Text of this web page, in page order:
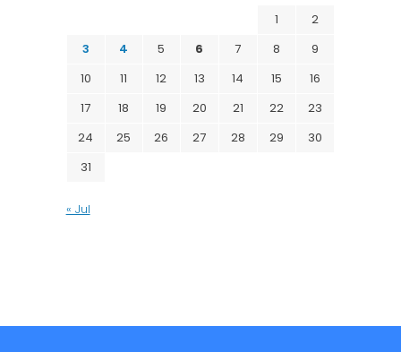
1
2
3
4 5 6 7 8
9
10
11 12 13 14 15
16
17
18 19 20 21 22
23
24
25 26 27 28 29
30
31
« Jul